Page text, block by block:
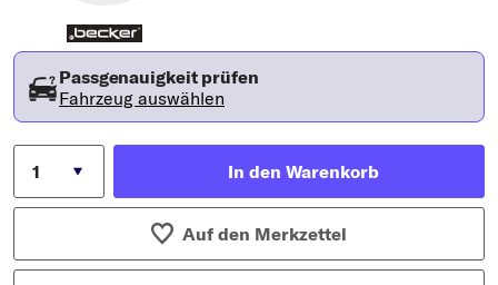
Passgenauigkeit prüfen
Fahrzeug auswählen
In den Warenkorb
Auf den Merkzettel